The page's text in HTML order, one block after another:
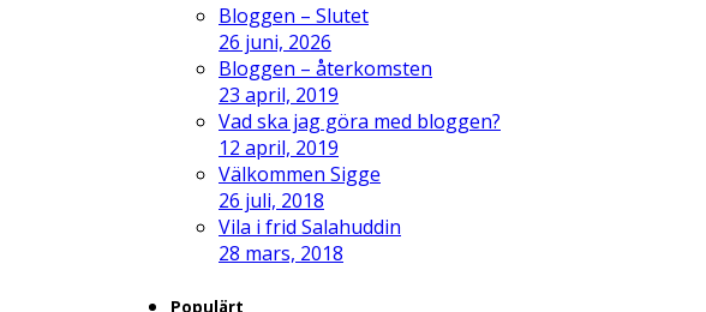
Bloggen – Slutet
26 juni, 2026
Bloggen – återkomsten
23 april, 2019
Vad ska jag göra med bloggen?
12 april, 2019
Välkommen Sigge
26 juli, 2018
Vila i frid Salahuddin
28 mars, 2018
Populärt